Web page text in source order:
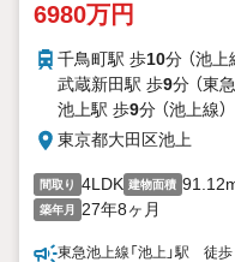
6980万円
千鳥町駅 歩10分 （池上
武蔵新田駅 歩9分 （東
池上駅 歩9分 （池上線）
東京都大田区池上
間取り 4LDK 建物面積
築年月 27年8ヶ月
東急池上線「池上」駅 徒